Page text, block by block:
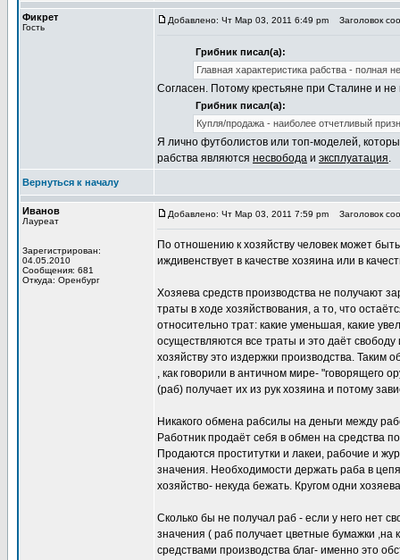
Фикрет
Гость
Добавлено: Чт Мар 03, 2011 6:49 pm Заголовок
Грибник писал(а):
Главная характеристика рабства - полная
Согласен. Потому крестьяне при Сталине и
Грибник писал(а):
Купля/продажа - наиболее отчетливый
Я лично футболистов или топ-моделей,
рабства являются несвобода и эксплуатация.
Вернуться к началу
Иванов
Лауреат
Зарегистрирован:
04.05.2010
Сообщения: 681
Откуда: Оренбург
Добавлено: Чт Мар 03, 2011 7:59 pm Заголовок
По отношению к хозяйству человек может
иждивенствует в качестве хозяина или в
Хозяева средств производства не получают
траты в ходе хозяйствования, а то, что
относительно трат: какие уменьшая, какие
осуществляются все траты и это даёт
хозяйству это издержки производства. Таким
, как говорили в античном мире- "говорящего
(раб) получает их из рук хозяина и потому
Никакого обмена рабсилы на деньги между
Работник продаёт себя в обмен на средства
Продаются проститутки и лакеи, рабочие и
значения. Необходимости держать раба в
хозяйство- некуда бежать. Кругом одни
Сколько бы не получал раб - если у него нет
значения ( раб получает цветные бумажки
средствами производства благ- именно это